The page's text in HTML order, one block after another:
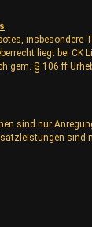
insbesondere
liegt bei CK
gem. § 106 ff
sind nur
sind